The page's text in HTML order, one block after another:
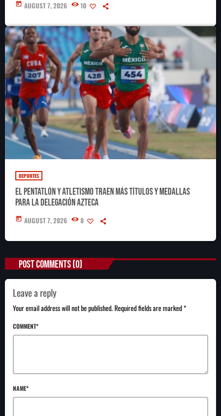
today AUGUST 7, 2026 10
DEPORTES
El pentatlón y atletismo traen más títulos y medallas
para la delegación azteca
today AUGUST 7, 2026 8
POST COMMENTS (0)
Leave a reply
Your email address will not be published. Required fields are marked *
COMMENT*
NAME*